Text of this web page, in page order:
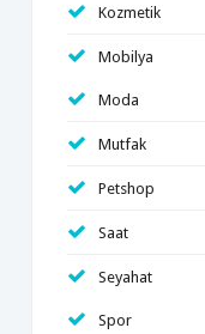
Kozmetik
Mobilya
Moda
Mutfak
Petshop
Saat
Seyahat
Spor